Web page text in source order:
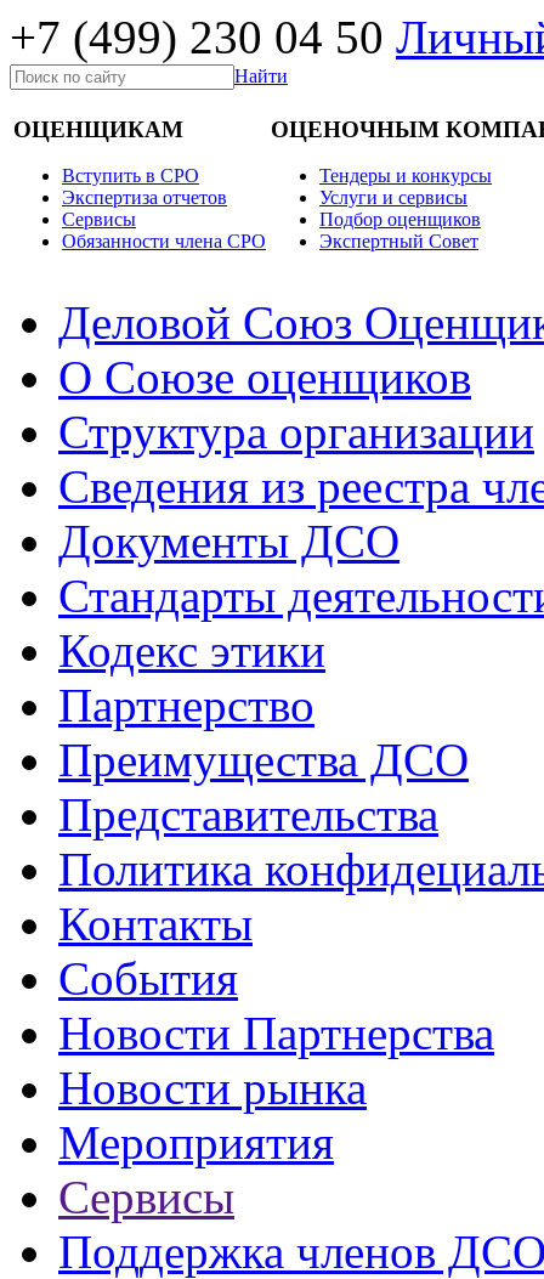
+7 (499) 230 04 50
Найти
ОЦЕНЩИКАМ
Вступить в СРО
Экспертиза отчетов
Cервисы
Обязанности члена СРО
ОЦЕНОЧНЫМ
Тендеры и конкурсы
Услуги и сервисы
Подбор оценщиков
Экспертный Совет
Деловой Союз
О Союзе оценщиков
Структура организации
Сведения из реестра
Документы ДСО
Стандарты
Кодекс этики
Партнерство
Преимущества ДСО
Представительства
Политика
Контакты
События
Новости Партнерства
Новости рынка
Мероприятия
Сервисы
Поддержка членов